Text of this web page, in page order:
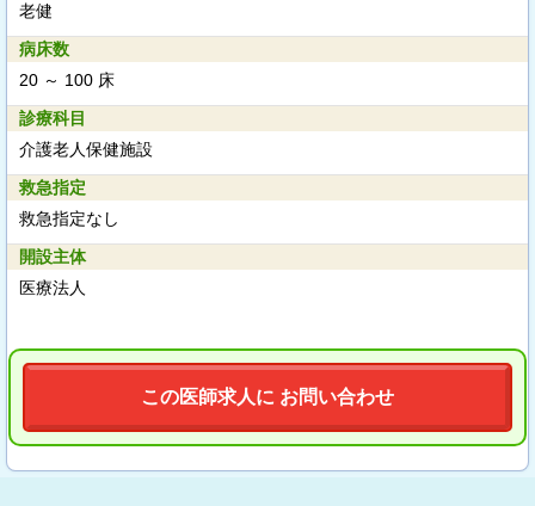
老健
病床数
20 ～ 100 床
診療科目
介護老人保健施設
救急指定
救急指定なし
開設主体
医療法人
この医師求人に お問い合わせ